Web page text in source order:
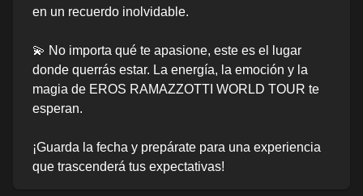
en un recuerdo inolvidable.
💫 No importa qué te apasione, este es el lugar
donde querrás estar. La energía, la emoción y la
magia de EROS RAMAZZOTTI WORLD TOUR te
esperan.
¡Guarda la fecha y prepárate para una experiencia
que trascenderá tus expectativas!